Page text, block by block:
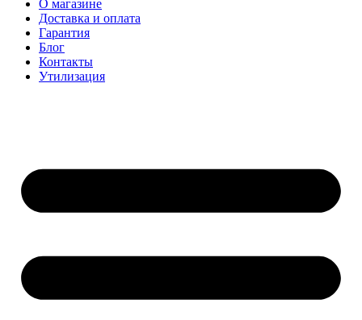
О магазине
Доставка и оплата
Гарантия
Блог
Контакты
Утилизация